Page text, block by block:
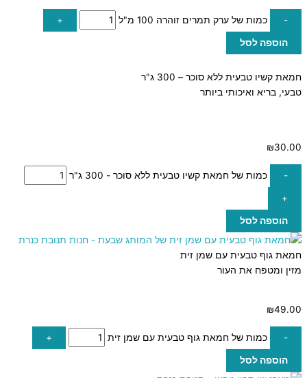
- כמות של ערק תמרים זוהרה 100 מ"ל +
הוספה לסל
חמאת קשיו טבעית ללא סוכר – 300 ג"ר
טבעי, בריא ואיכותי ביותר
₪30.00
- כמות של חמאת קשיו טבעית ללא סוכר - 300 ג"ר
+
הוספה לסל
חמאת גוף טבעית עם שמן זית
מזין ומטפח את העור
₪49.00
- כמות של חמאת גוף טבעית עם שמן זית +
הוספה לסל